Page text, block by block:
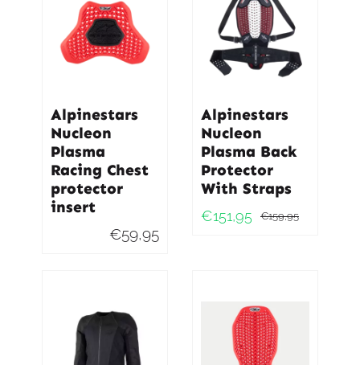
Alpinestars
Nucleon
Plasma
Racing Chest
protector
insert
€59,95
Alpinestars
Nucleon
Plasma Back
Protector
With Straps
€159,95
€151,95